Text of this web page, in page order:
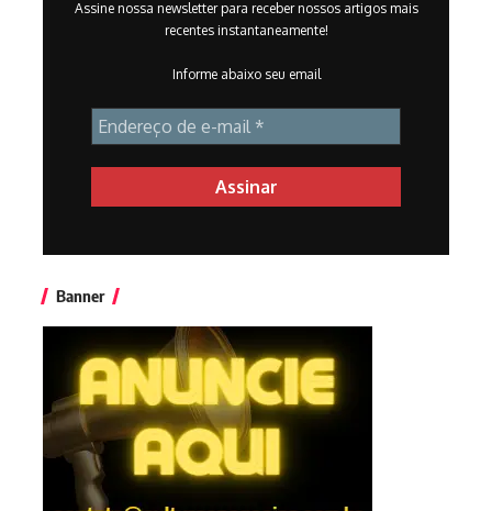
Assine nossa newsletter para receber nossos artigos mais
recentes instantaneamente!
Informe abaixo seu email
Banner